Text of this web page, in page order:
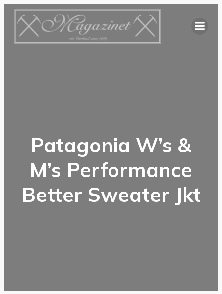
Hoppa
innehåll
Patagonia W’s &
M’s Performance
Better Sweater Jkt